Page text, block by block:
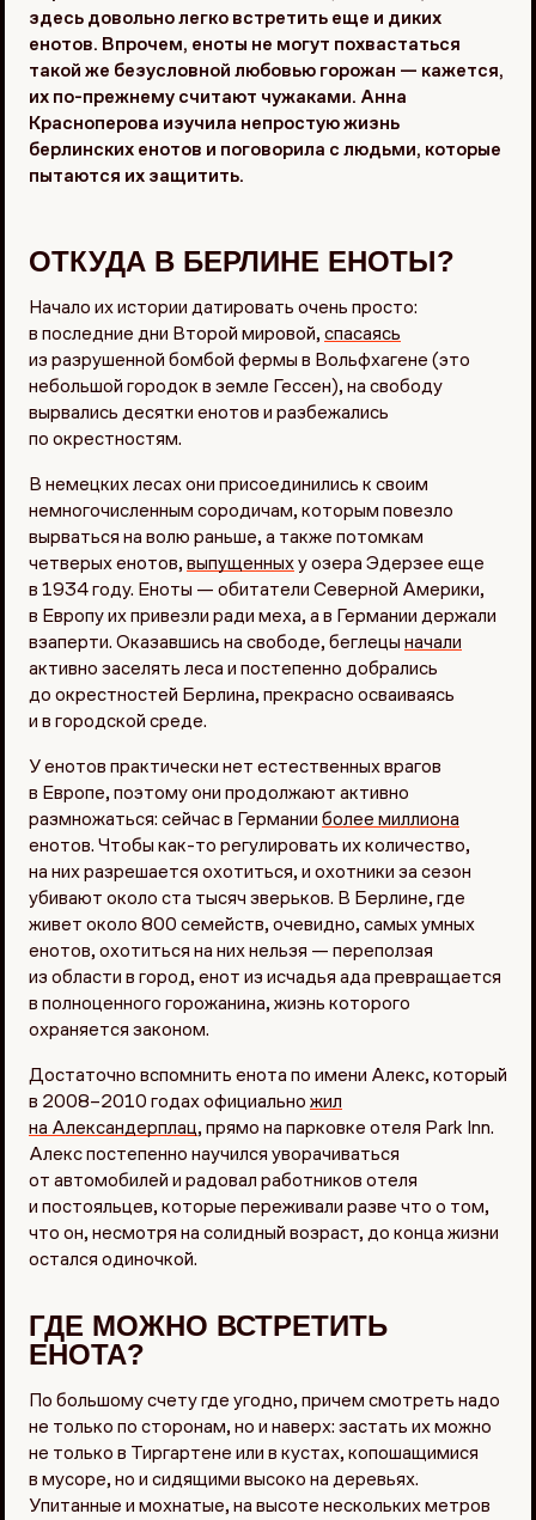
здесь довольно легко встретить еще и диких
енотов. Впрочем, еноты не могут похвастаться
такой же безусловной любовью горожан — кажется,
их по-прежнему считают чужаками. Анна
Красноперова изучила непростую жизнь
берлинских енотов и поговорила с людьми, которые
пытаются их защитить.
ОТКУДА В БЕРЛИНЕ ЕНОТЫ?
Начало их истории датировать очень просто:
в последние дни Второй мировой, спасаясь
из разрушенной бомбой фермы в Вольфхагене (это
небольшой городок в земле Гессен), на свободу
вырвались десятки енотов и разбежались
по окрестностям.
В немецких лесах они присоединились к своим
немногочисленным сородичам, которым повезло
вырваться на волю раньше, а также потомкам
четверых енотов, выпущенныху озера Эдерзее еще
в 1934 году. Еноты — обитатели Северной Америки,
в Европу их привезли ради меха, а в Германии держали
взаперти. Оказавшись на свободе, беглецы начали
активно заселять леса и постепенно добрались
до окрестностей Берлина, прекрасно осваиваясь
и в городской среде.
У енотов практически нет естественных врагов
в Европе, поэтому они продолжают активно
размножаться: сейчас в Германии более миллиона
енотов. Чтобы как-то регулировать их количество,
на них разрешается охотиться, и охотники за сезон
убивают около ста тысяч зверьков. В Берлине, где
живет около 800 семейств, очевидно, самых умных
енотов, охотиться на них нельзя — переползая
из области в город, енот из исчадья ада превращается
в полноценного горожанина, жизнь которого
охраняется законом.
Достаточно вспомнить енота по имени Алекс, который
в 2008–2010 годах официально жил
на Александерплац, прямо на парковке отеля Park Inn.
Алекс постепенно научился уворачиваться
от автомобилей и радовал работников отеля
и постояльцев, которые переживали разве что о том,
что он, несмотря на солидный возраст, до конца жизни
остался одиночкой.
ГДЕ МОЖНО ВСТРЕТИТЬ
ЕНОТА?
По большому счету где угодно, причем смотреть надо
не только по сторонам, но и наверх: застать их можно
не только в Тиргартене или в кустах, копошащимися
в мусоре, но и сидящими высоко на деревьях.
Упитанные и мохнатые, на высоте нескольких метров